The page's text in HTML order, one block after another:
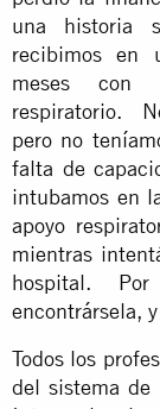
una historia
recibimos en
meses con
respiratorio.
pero no
falta de
intubamos en
apoyo
mientras
hospital.
encontrársela,
Todos los
del sistema de